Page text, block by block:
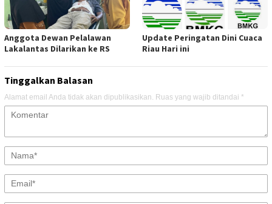
Anggota Dewan Pelalawan
Lakalantas Dilarikan ke RS
Update Peringatan Dini Cuaca
Riau Hari ini
Tinggalkan Balasan
Alamat email Anda tidak akan dipublikasikan. Ruas yang wajib ditandai *